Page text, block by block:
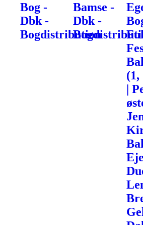
Bog -
Dbk -
Bogdistribution
Bamse -
Dbk -
(1,
|